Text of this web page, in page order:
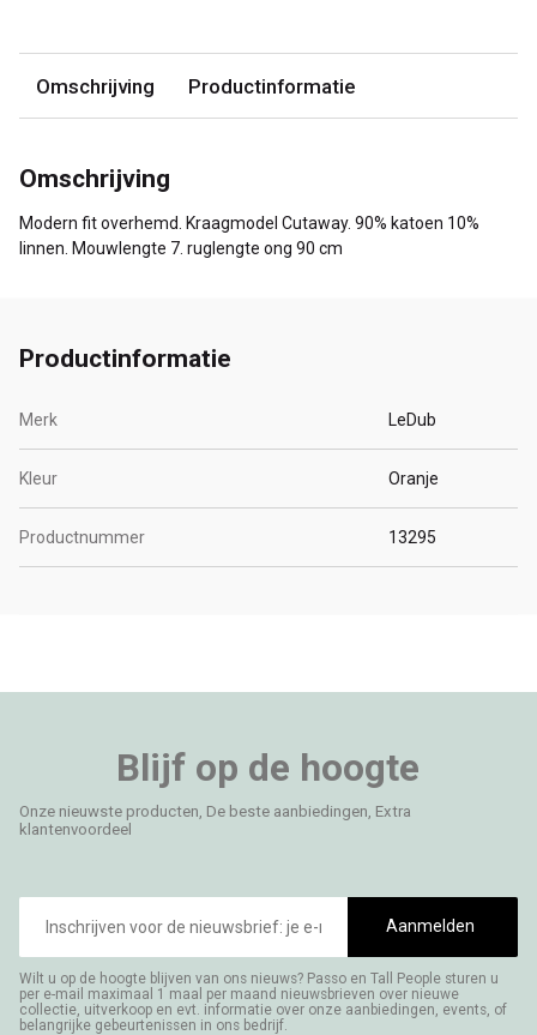
Omschrijving Productinformatie
Omschrijving
Modern fit overhemd. Kraagmodel Cutaway. 90% katoen 10%
linnen. Mouwlengte 7. ruglengte ong 90 cm
Productinformatie
Merk LeDub
Kleur Oranje
Productnummer 13295
Blijf op de hoogte
Onze nieuwste producten, De beste aanbiedingen, Extra
klantenvoordeel
mailadres
Aanmelden
Wilt u op de hoogte blijven van ons nieuws? Passo en Tall People sturen u
per e-mail maximaal 1 maal per maand nieuwsbrieven over nieuwe
collectie, uitverkoop en evt. informatie over onze aanbiedingen, events, of
belangrijke gebeurtenissen in ons bedrijf.